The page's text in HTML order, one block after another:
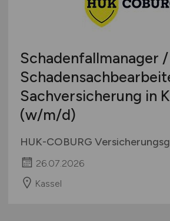
Schadenfallmanager /
Sachversicherung in
(w/m/d)
HUK-COBURG
26.07.2026
Kassel